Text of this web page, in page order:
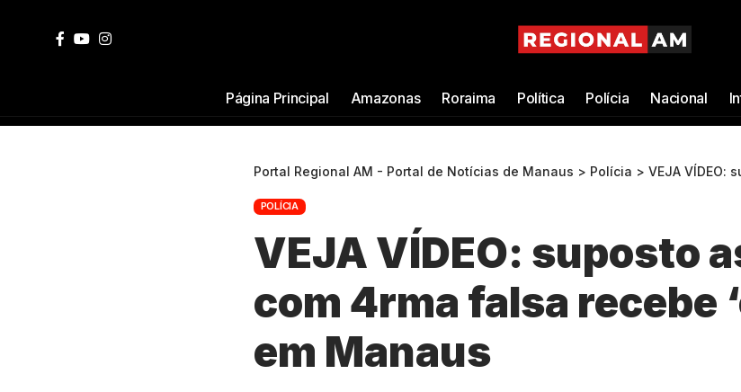
Página Principal Amazonas Roraima Política Polícia Nacional
Portal Regional AM - Portal de Notícias de Manaus > Polícia > VEJA VÍDEO: suposto
POLÍCIA
VEJA VÍDEO: suposto
com 4rma falsa recebe
em Manaus